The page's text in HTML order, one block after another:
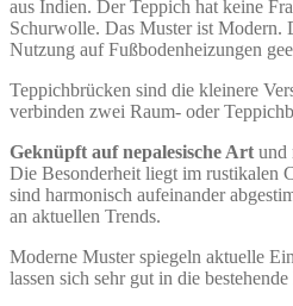
aus Indien. Der Teppich hat keine
Schurwolle. Das Muster ist Modern.
Nutzung auf Fußbodenheizungen
Teppichbrücken sind die kleinere
verbinden zwei Raum- oder
Geknüpft auf nepalesische Art und
Die Besonderheit liegt im rustikalen
sind harmonisch aufeinander
an aktuellen Trends.
Moderne Muster spiegeln aktuelle
lassen sich sehr gut in die